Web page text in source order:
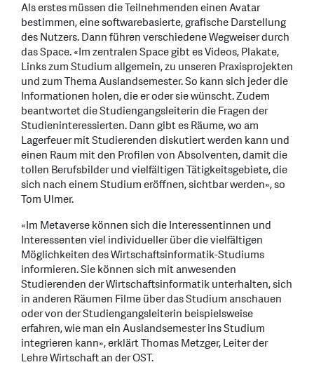
Als erstes müssen die Teilnehmenden einen Avatar
bestimmen, eine softwarebasierte, grafische Darstellung
des Nutzers. Dann führen verschiedene Wegweiser durch
das Space. «Im zentralen Space gibt es Videos, Plakate,
Links zum Studium allgemein, zu unseren Praxisprojekten
und zum Thema Auslandsemester. So kann sich jeder die
Informationen holen, die er oder sie wünscht. Zudem
beantwortet die Studiengangsleiterin die Fragen der
Studieninteressierten. Dann gibt es Räume, wo am
Lagerfeuer mit Studierenden diskutiert werden kann und
einen Raum mit den Profilen von Absolventen, damit die
tollen Berufsbilder und vielfältigen Tätigkeitsgebiete, die
sich nach einem Studium eröffnen, sichtbar werden», so
Tom Ulmer.
«Im Metaverse können sich die Interessentinnen und
Interessenten viel individueller über die vielfältigen
Möglichkeiten des Wirtschaftsinformatik-Studiums
informieren. Sie können sich mit anwesenden
Studierenden der Wirtschaftsinformatik unterhalten, sich
in anderen Räumen Filme über das Studium anschauen
oder von der Studiengangsleiterin beispielsweise
erfahren, wie man ein Auslandsemester ins Studium
integrieren kann», erklärt Thomas Metzger, Leiter der
Lehre Wirtschaft an der OST.